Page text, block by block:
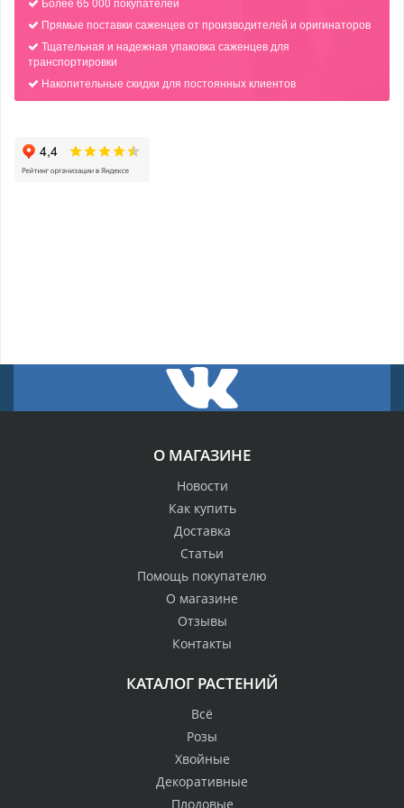
Прямые поставки саженцев от производителей и оригинаторов
Тщательная и надежная упаковка саженцев для
транспортировки
Накопительные скидки для постоянных клиентов
О МАГАЗИНЕ
Новости
Как купить
Доставка
Статьи
Помощь покупателю
О магазине
Отзывы
Контакты
КАТАЛОГ РАСТЕНИЙ
Всё
Розы
Хвойные
Декоративные
Плодовые